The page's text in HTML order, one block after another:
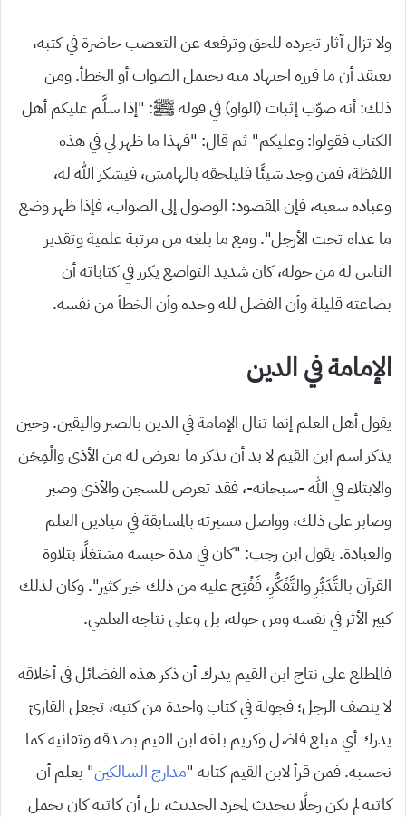
ولا تزال آثار تجرده للحق وترفعه عن التعصب حاضرة في كتبه،
يعتقد أن ما قرره اجتهاد منه يحتمل الصواب أو الخطأ. ومن
ذلك: أنه صوّب إثبات (الواو) في قوله ﷺ: “إذا سلَّم عليكم أهل
الكتاب فقولوا: وعليكم” ثم قال: “فهذا ما ظهر لي في هذه
اللفظة، فمن وجد شيئًا فليلحقه بالهامش، فيشكر الله له،
وعباده سعيه، فإن المقصود: الوصول إلى الصواب، فإذا ظهر وضع
ما عداه تحت الأرجل”. ومع ما بلغه من مرتبة علمية وتقدير
الناس له من حوله، كان شديد التواضع يكرر في كتاباته أن
بضاعته قليلة وأن الفضل لله وحده وأن الخطأ من نفسه.
الإمامة في الدين
يقول أهل العلم إنما تنال الإمامةفي الدين بالصبر واليقين. وحين
يذكر اسم ابن القيم لا بد أن نذكر ما تعرض له من الأذى والْمِحَن
والابتلاء فالله -سبحانه-، فقد تعرض للسجن والأذى وصبر
وصابر على ذلك، وواصل مسيرته بالمسابقة في ميادين العلم
والعبادة. يقول ابن رجب: “كان في مدة حبسه مشتغلًا بتلاوة
القرآن بالتَّدَبُّرِ والتَّفَكُّرِ، فَفُتِح عليه من ذلك خير كثير”. وكان لذلك
كبير الأثر في نفسه ومن حوله، بل وعلى نتاجه العلمي.
فالمطلع على نتاج ابن القيم يدرك أن ذكر هذه الفضائل في أخلاقه
لا ينصف الرجل؛ فجولة في كتاب واحدة من كتبه، تجعل القارئ
يدرك أي مبلغ فاضل وكريم بلغه ابن القيم بصدقه وتفانيه كما
نحسبه. فمن قرأ لابن القيم كتابه “مدارج السالكين” يعلم أن
كاتبه لم يكن رجلًا يتحدث لمجرد الحديث، بل أن كاتبه كان يحمل